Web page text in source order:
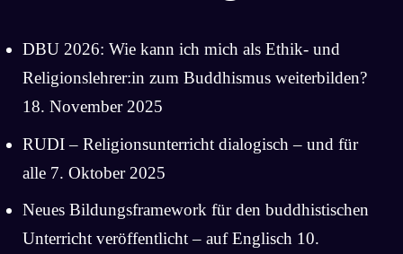
DBU 2026: Wie kann ich mich als Ethik- und
Religionslehrer:in zum Buddhismus weiterbilden?
18. November 2025
RUDI – Religionsunterricht dialogisch – und für
alle 7. Oktober 2025
Neues Bildungsframework für den buddhistischen
Unterricht veröffentlicht – auf Englisch 10.